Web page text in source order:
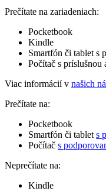
Prečítate na zariadeniach:
Pocketbook
Kindle
Smartfón či tablet s
Počítač s príslušnou
Viac informácií v našich
Prečítate na:
Pocketbook
Smartfón či tablet s
Počítač s
Neprečítate na:
Kindle